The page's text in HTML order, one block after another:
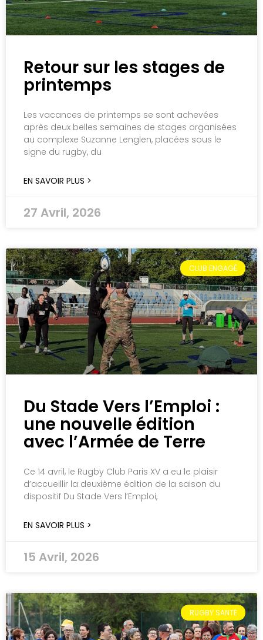
Retour sur les stages de
printemps
Les vacances de printemps se sont achevées
après deux belles semaines de stages organisées
au complexe Suzanne Lenglen, placées sous le
signe du rugby, du
EN SAVOIR PLUS >
27 Avril, 2026
CLUB ENGAGÉ
Du Stade Vers l’Emploi :
une nouvelle édition
avec l’Armée de Terre
Ce 14 avril, le Rugby Club Paris XV a eu le plaisir
d’accueillir la deuxième édition de la saison du
dispositif Du Stade Vers l’Emploi,
EN SAVOIR PLUS >
15 Avril, 2026
RUGBY SANTÉ